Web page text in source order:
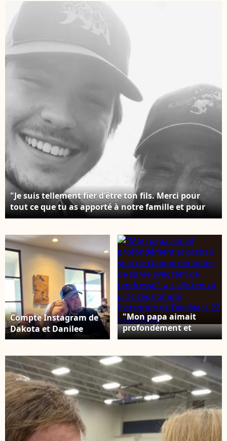
2026 à l’âge de 86 ans,
à Hawaï. Compte
Instagram de Dakota
et Danilee
Compte Instagram de
"Je suis tellement fier d'être ton fils. Merci pour
tout ce que tu as apporté à notre famille et pour
l'exemple que tu nous as donné chaque jour ", a-t-
Dakota.
Compte Instagram de
Dakota et Danilee
"Mon papa aimait
profondément et
prenait soin de chaque
avec tant de
tendresse", a-t-elle
tenu à préciser.
Compte Instagram de
Danilee le 22 mars
2026.